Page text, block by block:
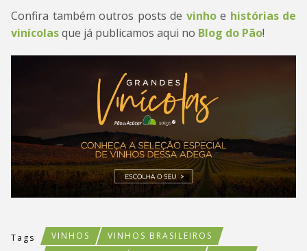
Confira também outros posts de vinhoe histórias de
vinícolasque já publicamos aqui no Blog do Pão!
Tags VINHOS
VINHOS BRASILEIROS